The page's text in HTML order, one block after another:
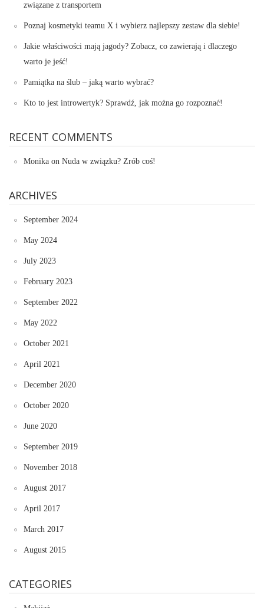
związane z transportem
Poznaj kosmetyki teamu X i wybierz najlepszy zestaw dla siebie!
Jakie właściwości mają jagody? Zobacz, co zawierają i dlaczego
warto je jeść!
Pamiątka na ślub – jaką warto wybrać?
Kto to jest introwertyk? Sprawdź, jak można go rozpoznać!
RECENT COMMENTS
Monika on Nuda w związku? Zrób coś!
ARCHIVES
September 2024
May 2024
July 2023
February 2023
September 2022
May 2022
October 2021
April 2021
December 2020
October 2020
June 2020
September 2019
November 2018
August 2017
April 2017
March 2017
August 2015
CATEGORIES